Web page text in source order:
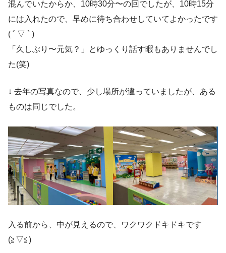
混んでいたからか、10時30分〜の回でしたが、10時15分
には入れたので、早めに待ち合わせしていてよかったです
( ´ ▽ ` )
「久しぶり〜元気？」とゆっくり話す暇もありませんでし
た(笑)
↓ 去年の写真なので、少し場所が違っていましたが、ある
ものは同じでした。
入る前から、中が見えるので、ワクワクドキドキです
(≧▽≦)